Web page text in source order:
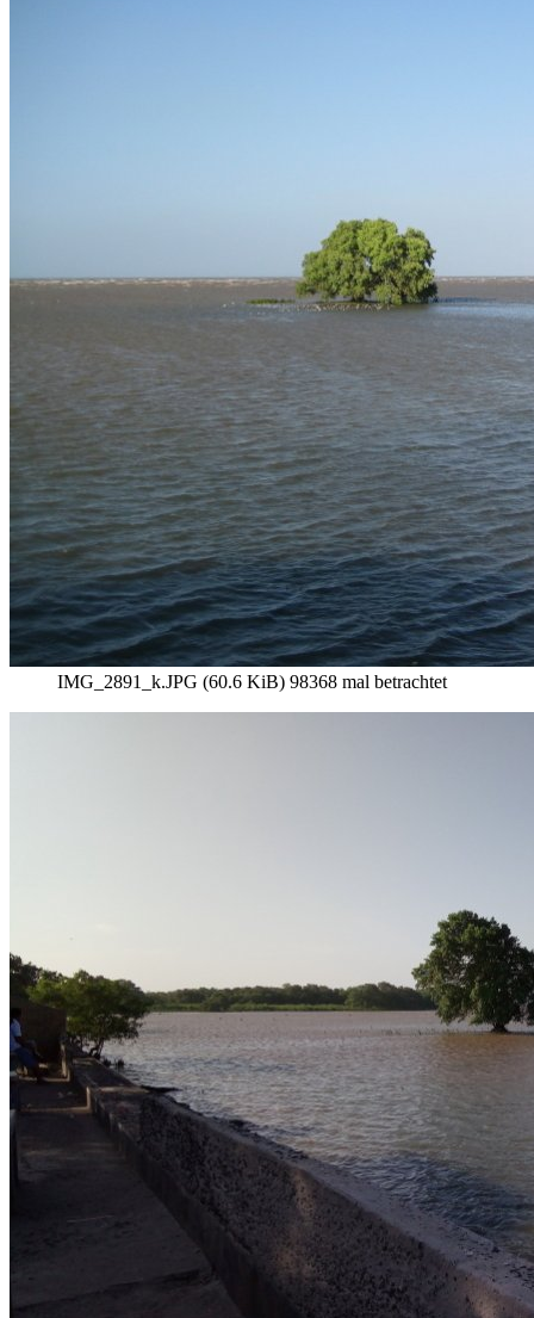
IMG_2891_k.JPG (60.6 KiB) 98368 mal betrachtet